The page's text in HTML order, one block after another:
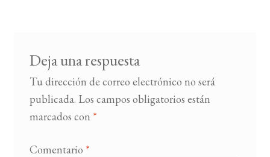
Deja una respuesta
Tu dirección de correo electrónico no será
publicada. Los campos obligatorios están
marcados con *
Comentario *